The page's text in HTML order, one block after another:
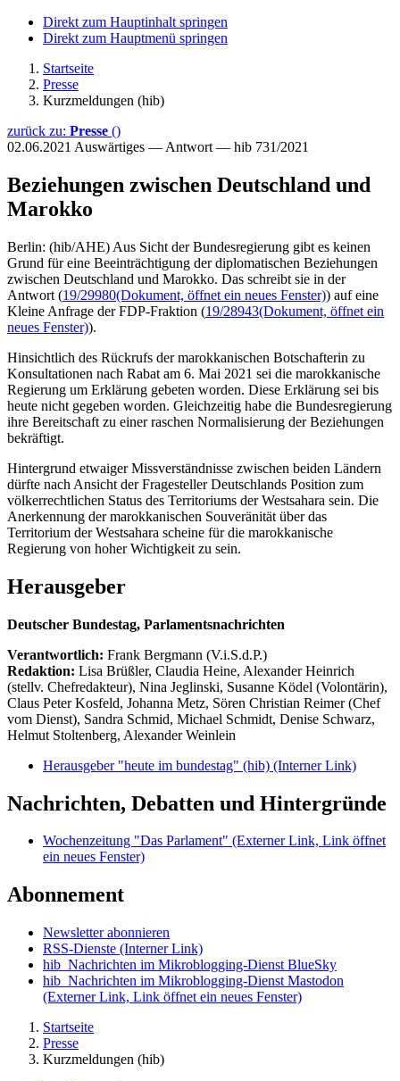
Direkt zum Hauptinhalt springen
Direkt zum Hauptmenü springen
Startseite
Presse
Kurzmeldungen (hib)
zurück zu: Presse ()
02.06.2021 Auswärtiges — Antwort — hib 731/2021
Beziehungen zwischen Deutschland und
Marokko
Berlin: (hib/AHE) Aus Sicht der Bundesregierung gibt es keinen
Grund für eine Beeinträchtigung der diplomatischen Beziehungen
zwischen Deutschland und Marokko. Das schreibt sie in der
Antwort (19/29980(Dokument, öffnet ein neues Fenster)) auf eine
Kleine Anfrage der FDP-Fraktion (19/28943(Dokument, öffnet ein
neues Fenster)).
Hinsichtlich des Rückrufs der marokkanischen Botschafterin zu
Konsultationen nach Rabat am 6. Mai 2021 sei die marokkanische
Regierung um Erklärung gebeten worden. Diese Erklärung sei bis
heute nicht gegeben worden. Gleichzeitig habe die Bundesregierung
ihre Bereitschaft zu einer raschen Normalisierung der Beziehungen
bekräftigt.
Hintergrund etwaiger Missverständnisse zwischen beiden Ländern
dürfte nach Ansicht der Fragesteller Deutschlands Position zum
völkerrechtlichen Status des Territoriums der Westsahara sein. Die
Anerkennung der marokkanischen Souveränität über das
Territorium der Westsahara scheine für die marokkanische
Regierung von hoher Wichtigkeit zu sein.
Herausgeber
Deutscher Bundestag, Parlamentsnachrichten
Verantwortlich: Frank Bergmann (V.i.S.d.P.)
Redaktion: Lisa Brüßler, Claudia Heine, Alexander Heinrich
(stellv. Chefredakteur), Nina Jeglinski, Susanne Ködel (Volontärin),
Claus Peter Kosfeld, Johanna Metz, Sören Christian Reimer (Chef
vom Dienst), Sandra Schmid, Michael Schmidt, Denise Schwarz,
Helmut Stoltenberg, Alexander Weinlein
Herausgeber "heute im bundestag" (hib) (Interner Link)
Nachrichten, Debatten und Hintergründe
Wochenzeitung "Das Parlament" (Externer Link, Link öffnet
ein neues Fenster)
Abonnement
Newsletter abonnieren
RSS-Dienste (Interner Link)
hib_Nachrichten im Mikroblogging-Dienst BlueSky
hib_Nachrichten im Mikroblogging-Dienst Mastodon
(Externer Link, Link öffnet ein neues Fenster)
Startseite
Presse
Kurzmeldungen (hib)